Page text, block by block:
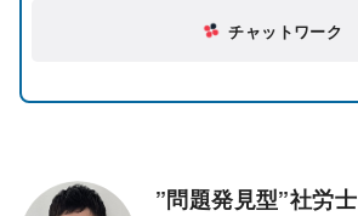
チャットワーク
”問題発見型”社労士